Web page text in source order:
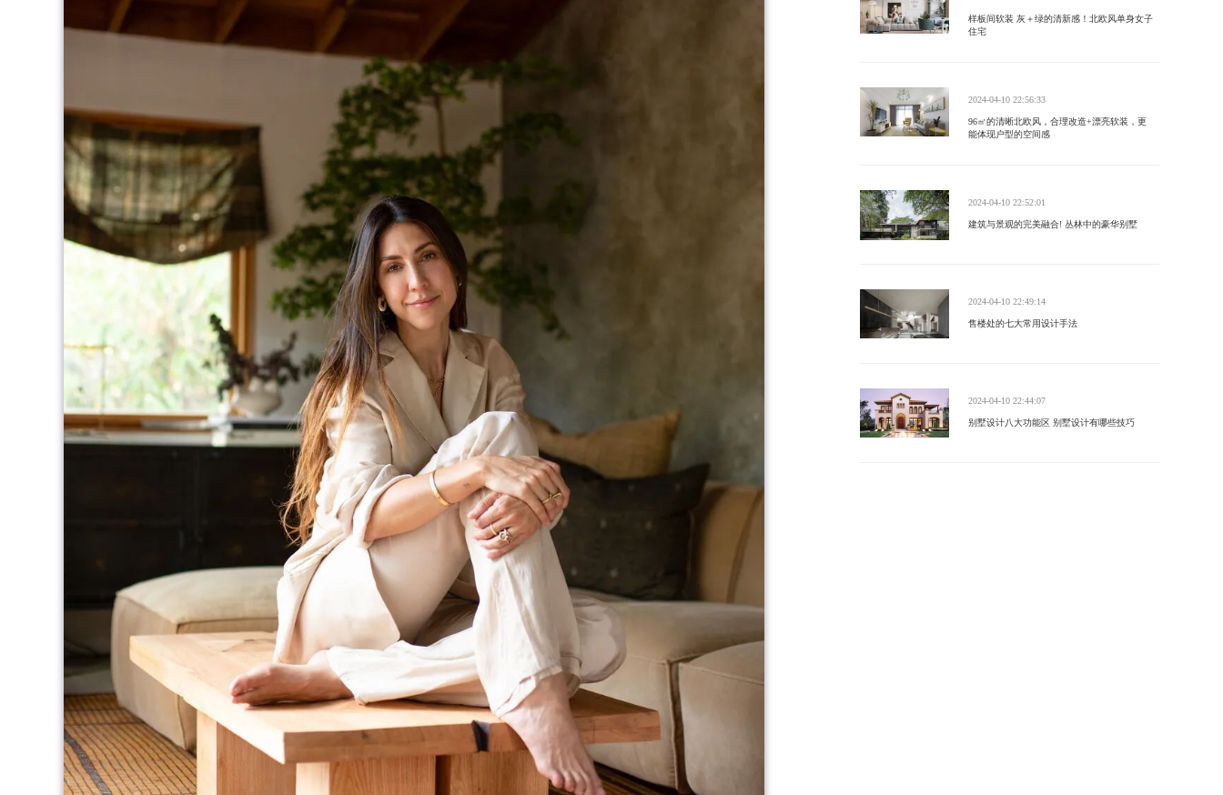
样板间软装 灰＋绿的清新感！北欧风单身女子
住宅
2024-04-10 22:56:33
96㎡的清晰北欧风，合理改造+漂亮软装，更
能体现户型的空间感
2024-04-10 22:52:01
建筑与景观的完美融合! 丛林中的豪华别墅
2024-04-10 22:49:14
售楼处的七大常用设计手法
2024-04-10 22:44:07
别墅设计八大功能区 别墅设计有哪些技巧